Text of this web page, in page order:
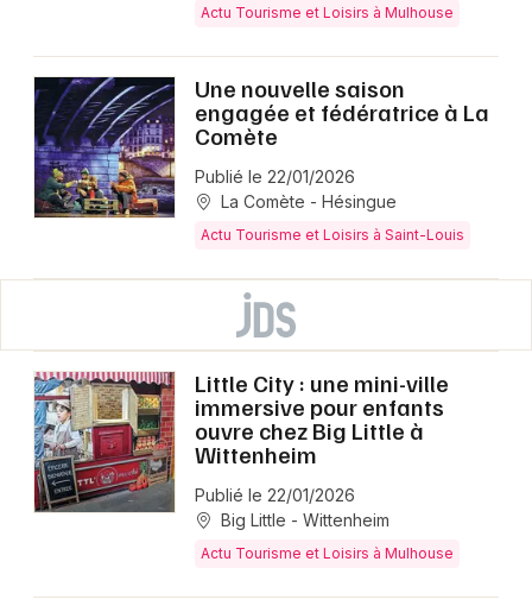
Actu Tourisme et Loisirs à Mulhouse
Une nouvelle saison
engagée et fédératrice à La
Comète
Publié le 22/01/2026
La Comète - Hésingue
Actu Tourisme et Loisirs à Saint-Louis
Little City : une mini-ville
immersive pour enfants
ouvre chez Big Little à
Wittenheim
Publié le 22/01/2026
Big Little - Wittenheim
Actu Tourisme et Loisirs à Mulhouse